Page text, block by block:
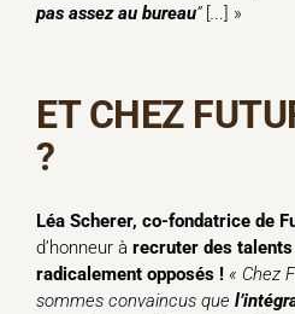
pas assez au bureau”[...] »
ET CHEZ
?
Léa Scherer, co-fondatrice de
d’honneur à recruter des
radicalement opposés ! « Chez
sommes convaincus que